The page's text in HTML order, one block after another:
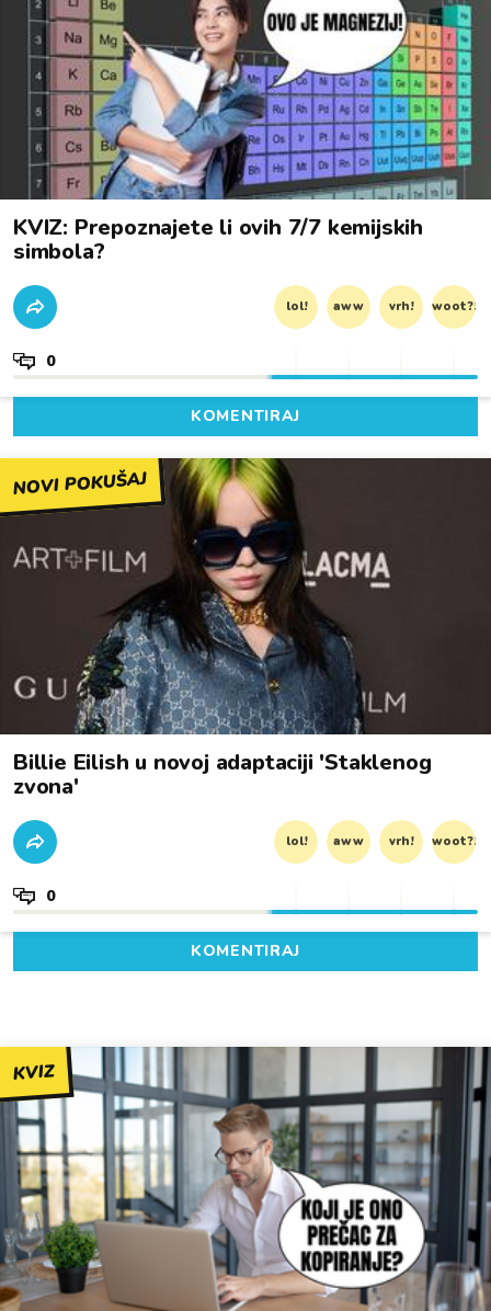
KVIZ: Prepoznajete li ovih 7/7 kemijskih
simbola?
lol! aww vrh! woot?!
0
KOMENTIRAJ
NOVI POKUŠAJ
Billie Eilish u novoj adaptaciji 'Staklenog
zvona'
lol! aww vrh! woot?!
0
KOMENTIRAJ
KVIZ